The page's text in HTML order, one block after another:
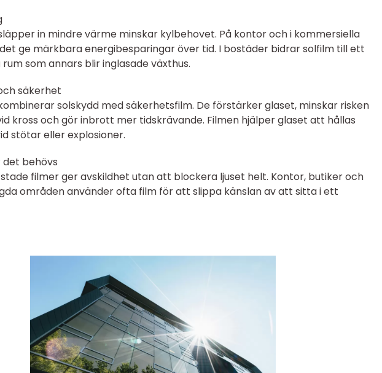
in mindre värme minskar kylbehovet. På kontor och i kommersiella
ge märkbara energibesparingar över tid. I bostäder bidrar solfilm till ett
som annars blir inglasade växthus.
säkerhet
solskydd med säkerhetsfilm. De förstärker glaset, minskar risken
kross och gör inbrott mer tidskrävande. Filmen hjälper glaset att hållas
stötar eller explosioner.
det behövs
filmer ger avskildhet utan att blockera ljuset helt. Kontor, butiker och
områden använder ofta film för att slippa känslan av att sitta i ett